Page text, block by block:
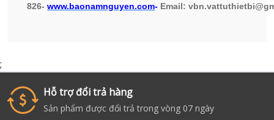
826- www.baonamnguyen.com- Email:
;
Hỗ trợ đổi trả hàng
Sản phẩm được đổi trả trong vòng 07 ngày